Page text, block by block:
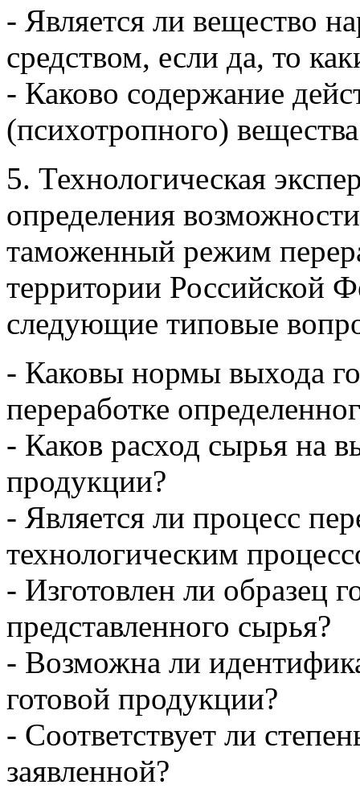
- Является ли вещество
средством, если да, то
- Каково содержание
(психотропного)
5. Технологическая
определения
таможенный режим
территории Российской
следующие типовые
- Каковы нормы выхода
переработке
- Каков расход сырья на
продукции?
- Является ли процесс
технологическим
- Изготовлен ли образец
представленного сырья?
- Возможна ли
готовой продукции?
- Соответствует ли
заявленной?